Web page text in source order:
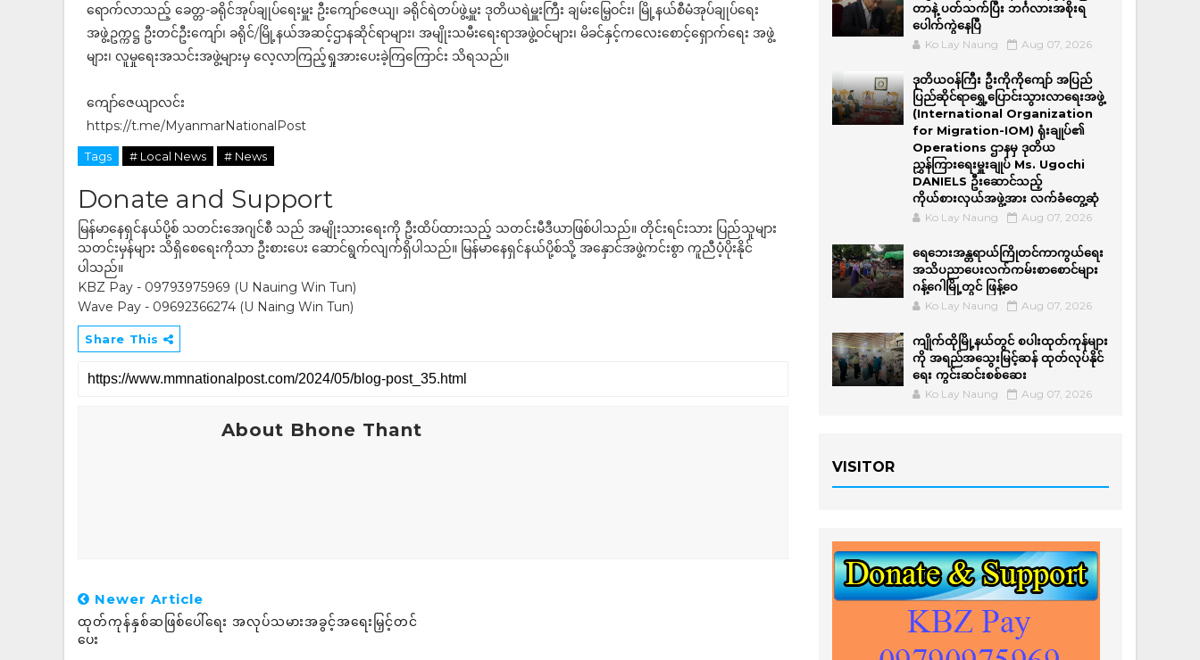
ရောက်လာသည့် ခေတ္တ-ခရိုင်အုပ်ချုပ်ရေးမှူး ဦးကျော်ဇေယျ၊ ခရိုင်ရဲတပ်ဖွဲ့မှူး ဒုတိယရဲမှူးကြီး ချမ်းမြေ့ဝင်း၊ မြို့နယ်စီမံအုပ်ချုပ်ရေး
အဖွဲ့ဥက္ကဋ္ဌ ဦးတင်ဦးကျော်၊ ခရိုင်/မြို့နယ်အဆင့်ဌာနဆိုင်ရာများ၊ အမျိုးသမီးရေးရာအဖွဲ့ဝင်များ၊ မိခင်နှင့်ကလေးစောင့်ရှောက်ရေး အဖွဲ့
များ၊ လူမှုရေးအသင်းအဖွဲ့များမှ လေ့လာကြည့်ရှုအားပေးခဲ့ကြကြောင်း သိရသည်။
ကျော်ဇေယျာလင်း
https://t.me/MyanmarNationalPost
Tags # Local News # News
Donate and Support
မြန်မာနေရှင်နယ်ပို့စ် သတင်းအေဂျင်စီ သည် အမျိုးသားရေးကို ဦးထိပ်ထားသည့် သတင်းမီဒီယာဖြစ်ပါသည်။ တိုင်းရင်းသား ပြည်သူများ
သတင်းမှန်များ သိရှိစေရေးကိုသာ ဦးစားပေး ဆောင်ရွက်လျက်ရှိပါသည်။ မြန်မာနေရှင်နယ်ပို့စ်သို့ အနှောင်အဖွဲ့ကင်းစွာ ကူညီပံ့ပိုးနိုင်
ပါသည်။
KBZ Pay - 09793975969 (U Nauing Win Tun)
Wave Pay - 09692366274 (U Naing Win Tun)
Share This
About Bhone Thant
Newer Article
ထုတ်ကုန်နှစ်ဆဖြစ်ပေါ်ရေး အလုပ်သမားအခွင့်အရေးမြှင့်တင်
ပေး
တာနဲ့ ပတ်သက်ပြီး ဘင်္ဂလားအစိုးရ
ပေါက်ကွဲနေပြီ
Ko Lay Naung Aug 07, 2026
ဒုတိယဝန်ကြီး ဦးကိုကိုကျော် အပြည်
ပြည်ဆိုင်ရာရွှေ့ပြောင်းသွားလာရေးအဖွဲ့
(International Organization
for Migration-IOM) ရုံးချုပ်၏
Operations ဌာနမှ ဒုတိယ
ညွှန်ကြားရေးမှူးချုပ် Ms. Ugochi
DANIELS ဦးဆောင်သည့်
ကိုယ်စားလှယ်အဖွဲ့အား လက်ခံတွေ့ဆုံ
Ko Lay Naung Aug 07, 2026
ရေဘေးအန္တရာယ်ကြိုတင်ကာကွယ်ရေး
အသိပညာပေးလက်ကမ်းစာစောင်များ
ဂန့်ဂေါမြို့တွင် ဖြန့်ဝေ
Ko Lay Naung Aug 07, 2026
ကျိုက်ထိုမြို့နယ်တွင် စပါးထုတ်ကုန်များ
ကို အရည်အ‌သွေးမြင့်ဆန် ထုတ်လုပ်နိုင်
ရေး ကွင်းဆင်းစစ်ဆေး
Ko Lay Naung Aug 07, 2026
VISITOR